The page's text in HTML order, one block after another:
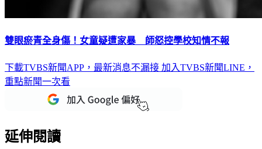
雙眼瘀青全身傷！女童疑遭家暴 師怒控學校知情不報
下載TVBS新聞APP，最新消息不漏接 加入TVBS新聞LINE，
重點新聞一次看
延伸閱讀